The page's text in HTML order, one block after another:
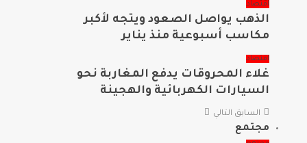
اقتصاد
الذهب يواصل الصعود ويتجه لأكبر
مكاسب أسبوعية منذ يناير
اقتصاد
غلاء المحروقات يدفع المغاربة نحو
السيارات الكهربائية والهجينة
السابق التالي
مجتمع